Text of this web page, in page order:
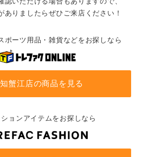
ありましたらぜひご来店ください！
ポーツ用品・雑貨などをお探しなら
蟹江店の商品を見る
ョンアイテムをお探しなら